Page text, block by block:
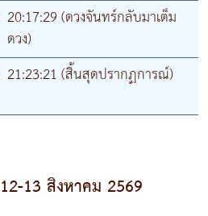
20:17:29 (ดวงจันทร์กลับมาเต็ม
ดวง)
21:23:21 (สิ้นสุดปรากฏการณ์)
13 สิงหาคม 2569